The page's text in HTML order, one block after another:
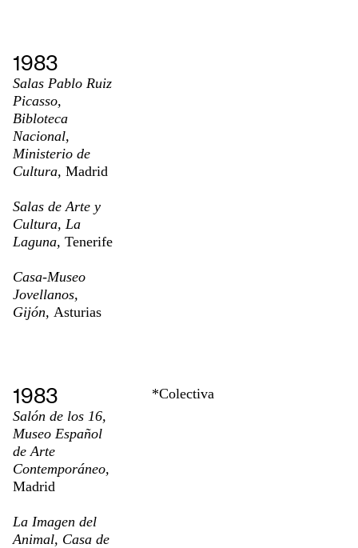
1983
Salas Pablo Ruiz
Picasso,
Bibloteca
Nacional,
Ministerio de
Cultura, Madrid
Salas de Arte y
Cultura, La
Laguna, Tenerife
Casa-Museo
Jovellanos,
Gijón, Asturias
1983
Salón de los 16,
Museo Español
de Arte
Contemporáneo,
Madrid
La Imagen del
Animal, Casa de
*Colectiva